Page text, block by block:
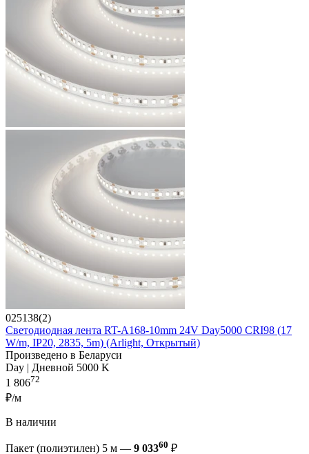
025138(2)
Светодиодная лента RT-A168-10mm 24V Day5000 CRI98 (17
W/m, IP20, 2835, 5m) (Arlight, Открытый)
Произведено в Беларуси
Day | Дневной 5000 K
1 80672
₽/м
В наличии
Пакет (полиэтилен) 5 м — 9 03360 ₽